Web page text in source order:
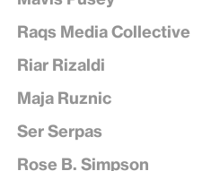
Raqs Media Collective
Riar Rizaldi
Maja Ruznic
Ser Serpas
Rose B. Simpson